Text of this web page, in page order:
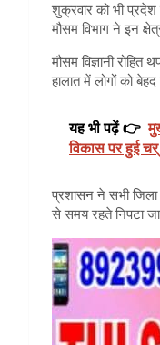
शुक्रवार को भी प्रदेश
मौसम विभाग ने इन
मौसम विज्ञानी
हालात में लोगों को
यह भी पढ़ें 👉
विकास पर हुई चर्
प्रशासन ने सभी जिला
से समय रहते निपटा